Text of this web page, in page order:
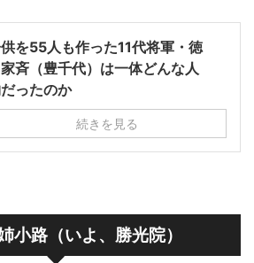
を55人も作った11代将軍・徳
家斉（豊千代）は一体どんな人
ったのか
続きを見る
小路（いよ、勝光院）